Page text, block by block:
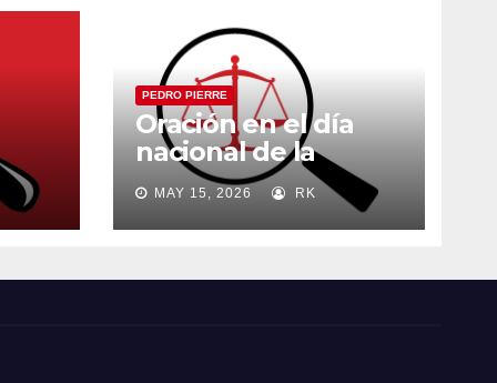
PEDRO PIERRE
Oración en el día
nacional de la
madre
MAY 15, 2026 RK